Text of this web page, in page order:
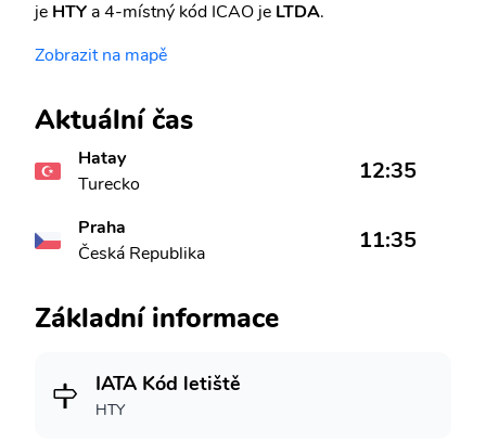
je HTY a 4-místný kód ICAO je LTDA.
Zobrazit na mapě
Aktuální čas
Hatay
Turecko
12:35
Praha
Česká Republika
11:35
Základní informace
IATA Kód letiště
HTY